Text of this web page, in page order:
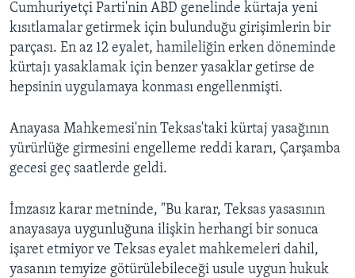
Cumhuriyetçi Parti'nin ABD genelinde kürtaja yeni
kısıtlamalar getirmek için bulunduğu girişimlerin bir
parçası. En az 12 eyalet, hamileliğin erken döneminde
kürtajı yasaklamak için benzer yasaklar getirse de
hepsinin uygulamaya konması engellenmişti.
Anayasa Mahkemesi'nin Teksas'taki kürtaj yasağının
yürürlüğe girmesini engelleme reddi kararı, Çarşamba
gecesi geç saatlerde geldi.
İmzasız karar metninde, "Bu karar, Teksas yasasının
anayasaya uygunluğuna ilişkin herhangi bir sonuca
işaret etmiyor ve Teksas eyalet mahkemeleri dahil,
yasanın temyize götürülebileceği usule uygun hukuk